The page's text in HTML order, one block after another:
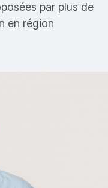
par plus de
en région